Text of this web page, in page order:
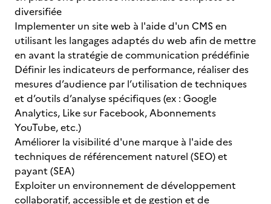
diversifiée
Implementer un site web à l'aide d'un CMS en
utilisant les langages adaptés du web afin de mettre
en avant la stratégie de communication prédéfinie
Définir les indicateurs de performance, réaliser des
mesures d’audience par l’utilisation de techniques
et d’outils d’analyse spécifiques (ex : Google
Analytics, Like sur Facebook, Abonnements
YouTube, etc.)
Améliorer la visibilité d'une marque à l'aide des
techniques de référencement naturel (SEO) et
payant (SEA)
Exploiter un environnement de développement
collaboratif, accessible et de gestion et de